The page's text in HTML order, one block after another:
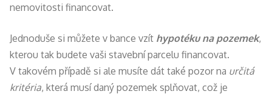
nemovitosti financovat.
Jednoduše si můžete v bance vzít hypotéku na pozemek,
kterou tak budete vaši stavební parcelu financovat.
V takovém případě si ale musíte dát také pozor na určitá
kritéria, která musí daný pozemek splňovat, což je